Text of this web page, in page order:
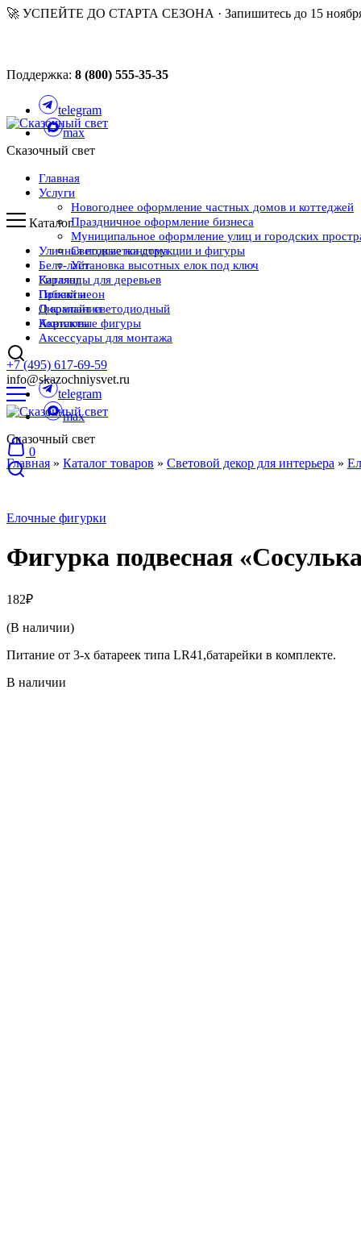
🚀 УСПЕЙТЕ ДО СТАРТА СЕЗОНА · Запишитесь до 15 ноября
Поддержка: 8 (800) 555-35-35
telegram
max
Сказочный свет
Главная
Услуги
Новогоднее оформление частных домов и коттеджей
Праздничное оформление бизнеса
Муниципальное оформление улиц и городских
Световые конструкции и фигуры
Установка высотных елок под ключ
Каталог
Проекты
О компании
Контакты
telegram
max
0
Каталог
Уличная подсветка дома
Белт-лайт
Гирлянды для деревьев
Гибкий неон
Дюралайт светодиодный
Акриловые фигуры
Аксессуары для монтажа
+7 (495) 617-69-59
info@skazochniysvet.ru
Сказочный свет
Главная » Каталог товаров » Световой декор для интерьера »
Елочные фигурки
Фигурка подвесная
182₽
(В наличии)
Питание от 3-х батареек типа LR41,батарейки в комплекте.
В наличии